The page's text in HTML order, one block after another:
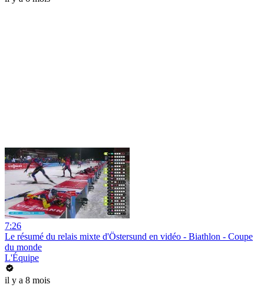
7:26
Le résumé du relais mixte d'Östersund en vidéo - Biathlon - Coupe
du monde
L'Équipe
il y a 8 mois